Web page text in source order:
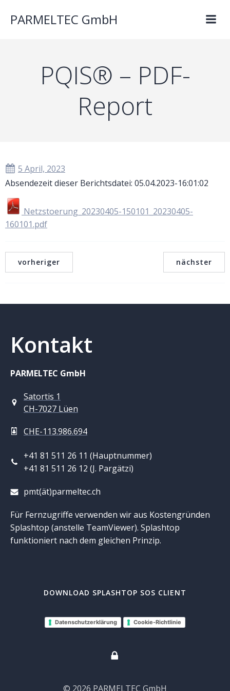
PARMELTEC GmbH
PQIS® – PDF-
Report
5 April, 2023
Absendezeit dieser Berichtsdatei: 05.04.2023-16:01:02
Netzstoerung_20230405-150101_20230405-
160101.pdf
vorheriger nächster
Kontakt
PARMELTEC GmbH
Satortis 1
CH-7027 Lüen
CHE-113.986.694
+41 81 511 26 11 (Hauptnummer)
+41 81 511 26 12 (J. Pargätzi)
pmt(ät)parmeltec.ch
Für Fernzugriffe verwenden wir aus Kostengründen
Splashtop (anstelle TeamViewer). Splashtop
funktioniert nach dem gleichen Prinzip.
DOWNLOAD SPLASHTOP SOS CLIENT
Datenschutzerklärung Cookie-Richtlinie
© 2026 PARMELTEC GmbH